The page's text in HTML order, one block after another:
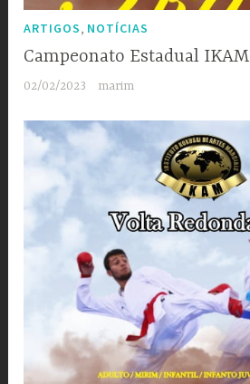
ARTIGOS NOTÍCIAS
Campeonato Estadual IKAM
02/02/2023 marim